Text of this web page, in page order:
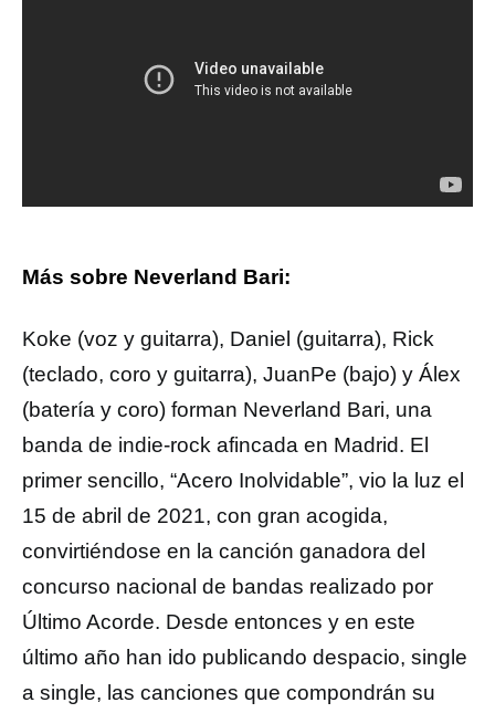
Más sobre Neverland Bari:
Koke (voz y guitarra), Daniel (guitarra), Rick
(teclado, coro y guitarra), JuanPe (bajo) y Álex
(batería y coro) forman Neverland Bari, una
banda de indie-rock afincada en Madrid. El
primer sencillo, “Acero Inolvidable”, vio la luz el
15 de abril de 2021, con gran acogida,
convirtiéndose en la canción ganadora del
concurso nacional de bandas realizado por
Último Acorde. Desde entonces y en este
último año han ido publicando despacio, single
a single, las canciones que compondrán su